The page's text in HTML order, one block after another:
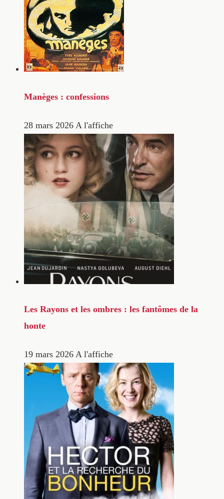
Manèges : confessions
28 mars 2026 A l'affiche
Les Rayons et les ombres : les fantômes de la
honte
19 mars 2026 A l'affiche